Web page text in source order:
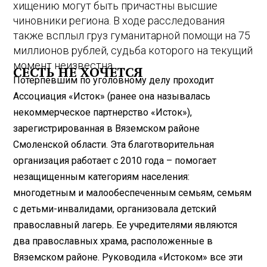
хищению могут быть причастны высшие
чиновники региона. В ходе расследования
также всплыл груз гуманитарной помощи на 75
миллионов рублей, судьба которого на текущий
момент неизвестна.
СЕСТЬ НЕ ХОЧЕТСЯ
Потерпевшим по уголовному делу проходит
Ассоциация «Исток» (ранее она называлась
некоммерческое партнерство «Исток»),
зарегистрированная в Вяземском районе
Смоленской области. Эта благотворительная
организация работает с 2010 года – помогает
незащищенным категориям населения:
многодетным и малообеспеченным семьям, семьям
с детьми-инвалидами, организовала детский
православный лагерь. Ее учредителями являются
два православных храма, расположенные в
Вяземском районе. Руководила «Истоком» все эти